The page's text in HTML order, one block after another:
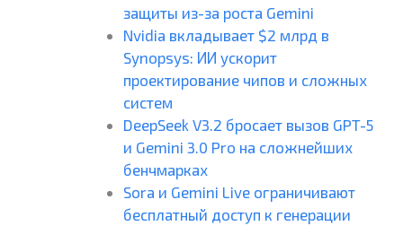
защиты из-за роста Gemini
Nvidia вкладывает $2 млрд в
Synopsys: ИИ ускорит
проектирование чипов и сложных
систем
DeepSeek V3.2 бросает вызов GPT-5
и Gemini 3.0 Pro на сложнейших
бенчмарках
Sora и Gemini Live ограничивают
бесплатный доступ к генерации